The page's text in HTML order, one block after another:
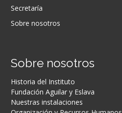
Secretaría
Sobre nosotros
Sobre nosotros
Historia del Instituto
Fundación Aguilar y Eslava
Nuestras instalaciones